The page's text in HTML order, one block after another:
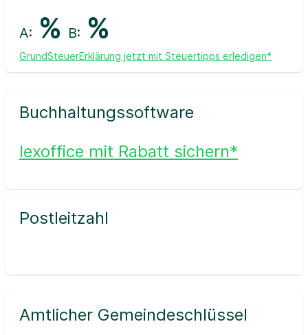
A: % B: %
GrundSteuerErklärung jetzt mit Steuertipps erledigen*
Buchhaltungssoftware
lexoffice mit Rabatt sichern*
Postleitzahl
Amtlicher Gemeindeschlüssel